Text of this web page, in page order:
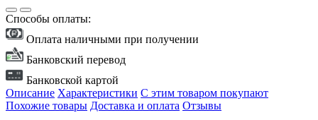
Способы оплаты:
Оплата наличными при получении
Банковский перевод
Банковской картой
Описание Характеристики С этим товаром покупают
Похожие товары Доставка и оплата Отзывы